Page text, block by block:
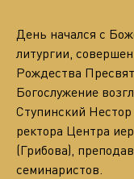
День начался с
литургии,
Рождества
Богослужение
Ступинский
ректора Центра
(Грибова),
семинаристов.